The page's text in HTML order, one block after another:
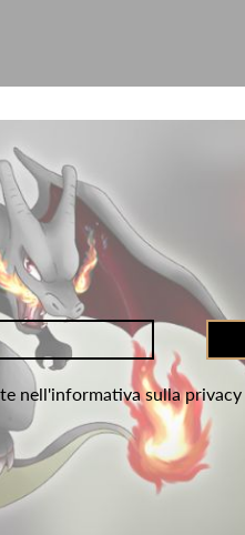
nell'informativa sulla privacy